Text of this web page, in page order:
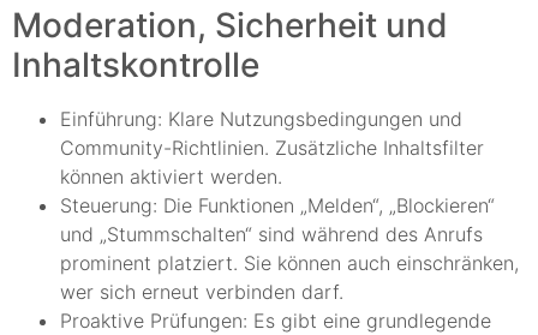
Moderation, Sicherheit und
Inhaltskontrolle
Einführung: Klare Nutzungsbedingungen und
Community-Richtlinien. Zusätzliche Inhaltsfilter
können aktiviert werden.
Steuerung: Die Funktionen „Melden“, „Blockieren“
und „Stummschalten“ sind während des Anrufs
prominent platziert. Sie können auch einschränken,
wer sich erneut verbinden darf.
Proaktive Prüfungen: Es gibt eine grundlegende